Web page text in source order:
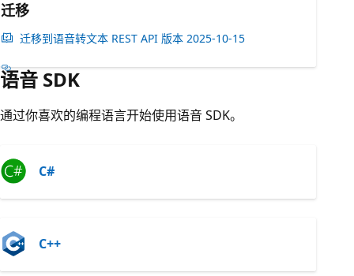
迁移
迁移到语音转文本 REST API 版本 2025-10-15
语音 SDK
通过你喜欢的编程语言开始使用语音 SDK。
C#
C++